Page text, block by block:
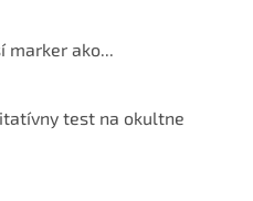
ako...
test na okultne